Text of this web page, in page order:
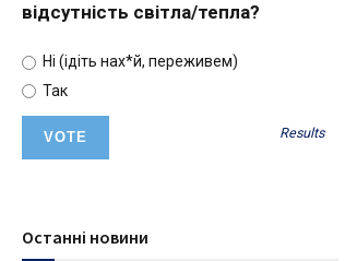
відсутність світла/тепла?
Ні (ідіть нах*й, переживем)
Так
Results
Останні новини